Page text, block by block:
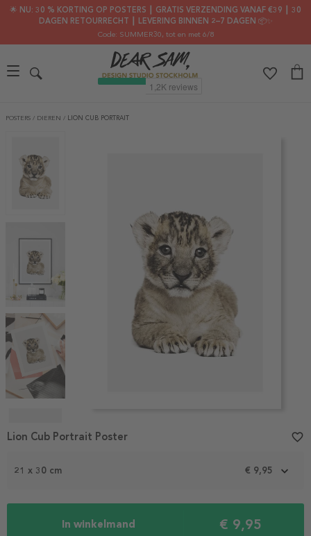
🌟 NU: 30 % KORTING OP POSTERS ┃ GRATIS VERZENDING VANAF €39 ┃ 30
DAGEN RETOURRECHT ┃ LEVERING BINNEN 2–7 DAGEN 📦✨
Code: SUMMER30, tot en met 6/8
POSTERS / DIEREN / LION CUB PORTRAIT
1
21 x 30 cm € 9,95
In winkelmand € 9,95
Lion Cub Portrait Poster favorite_border